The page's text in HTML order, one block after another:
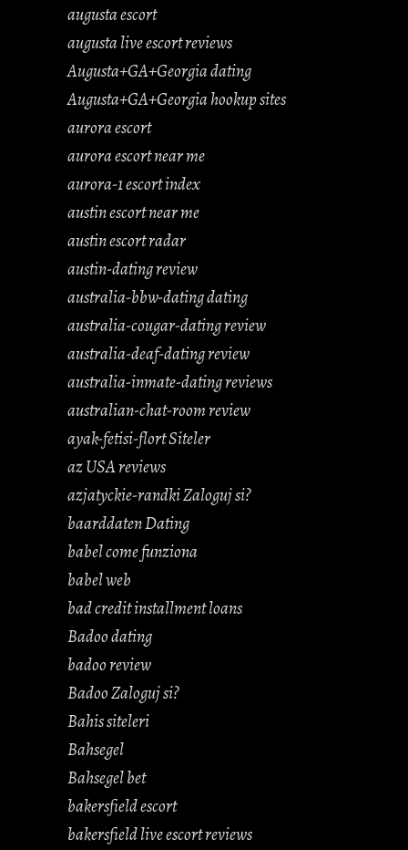
augusta escort
augusta live escort reviews
Augusta+GA+Georgia dating
Augusta+GA+Georgia hookup sites
aurora escort
aurora escort near me
aurora-1 escort index
austin escort near me
austin escort radar
austin-dating review
australia-bbw-dating dating
australia-cougar-dating review
australia-deaf-dating review
australia-inmate-dating reviews
australian-chat-room review
ayak-fetisi-flort Siteler
az USA reviews
azjatyckie-randki Zaloguj si?
baarddaten Dating
babel come funziona
babel web
bad credit installment loans
Badoo dating
badoo review
Badoo Zaloguj si?
Bahis siteleri
Bahsegel
Bahsegel bet
bakersfield escort
bakersfield live escort reviews